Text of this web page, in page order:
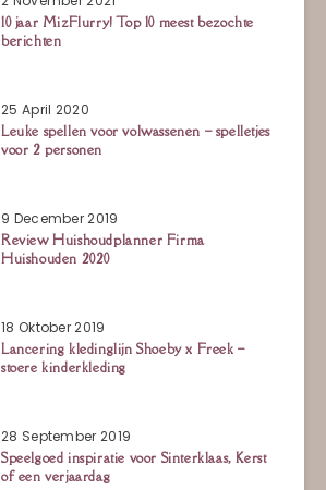
10 jaar MizFlurry! Top 10 meest bezochte
berichten
25 April 2020
Leuke spellen voor volwassenen – spelletjes
voor 2 personen
9 December 2019
Review Huishoudplanner Firma
Huishouden 2020
18 Oktober 2019
Lancering kledinglijn Shoeby x Freek –
stoere kinderkleding
28 September 2019
Speelgoed inspiratie voor Sinterklaas, Kerst
of een verjaardag